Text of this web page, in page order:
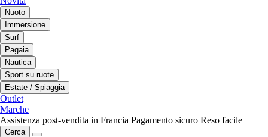
Nuoto
Immersione
Surf
Pagaia
Nautica
Sport su ruote
Estate / Spiaggia
Outlet
Marche
Assistenza post-vendita in Francia Pagamento sicuro Reso facile
Cerca